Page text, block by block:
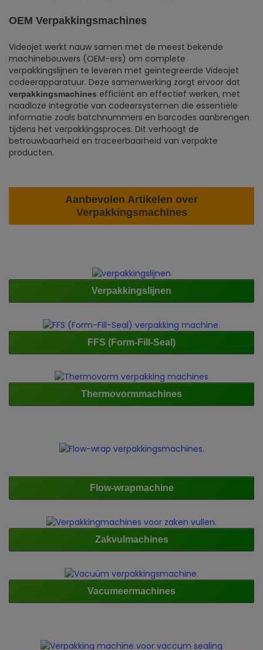
OEM Verpakkingsmachines
Videojet werkt nauw samen met de meest bekende
machinebouwers (OEM-ers) om complete
verpakkingslijnen te leveren met geïntegreerde Videojet
codeerapparatuur. Deze samenwerking zorgt ervoor dat
verpakkingsmachines efficiënt en effectief werken, met
naadloze integratie van codeersystemen die essentiële
informatie zoals batchnummers en barcodes aanbrengen
tijdens het verpakkingsproces. Dit verhoogt de
betrouwbaarheid en traceerbaarheid van verpakte
producten.
Aanbevolen Artikelen over
Verpakkingsmachines
Verpakkingslijnen
FFS (Form-Fill-Seal)
Thermovormmachines
Flow-wrapmachine
Zakvulmachines
Vacumeermachines